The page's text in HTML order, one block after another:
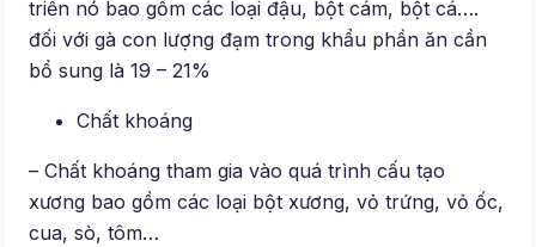
triển nó bao gồm các loại đậu, bột cám, bột cá….
đối với gà con lượng đạm trong khẩu phần ăn cần
bổ sung là 19 – 21%
Chất khoáng
– Chất khoáng tham gia vào quá trình cấu tạo
xương bao gồm các loại bột xương, vỏ trứng, vỏ ốc,
cua, sò, tôm…